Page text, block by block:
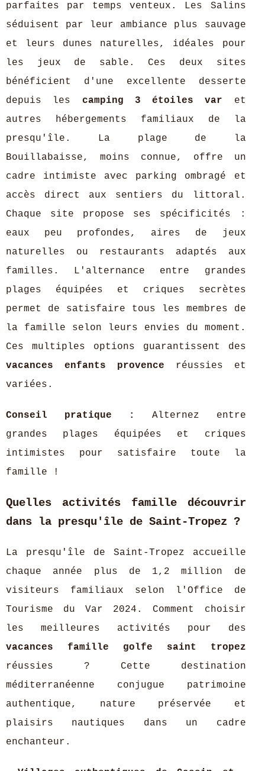
parfaites par temps venteux. Les Salins
séduisent par leur ambiance plus sauvage
et leurs dunes naturelles, idéales pour
les jeux de sable. Ces deux sites
bénéficient d'une excellente desserte
depuis les camping 3 étoiles var et
autres hébergements familiaux de la
presqu'île. La plage de la
Bouillabaisse, moins connue, offre un
cadre intimiste avec parking ombragé et
accès direct aux sentiers du littoral.
Chaque site propose ses spécificités :
eaux peu profondes, aires de jeux
naturelles ou restaurants adaptés aux
familles. L'alternance entre grandes
plages équipées et criques secrètes
permet de satisfaire tous les membres de
la famille selon leurs envies du moment.
Ces multiples options guarantissent des
vacances enfants provence réussies et
variées.
Conseil pratique :
Alternez entre
grandes plages équipées et criques
intimistes pour satisfaire toute la
famille !
Quelles activités famille découvrir
dans la presqu'île de Saint-Tropez ?
La presqu'île de Saint-Tropez accueille
chaque année plus de 1,2 million de
visiteurs familiaux selon l'Office de
Tourisme du Var 2024. Comment choisir
les meilleures activités pour des
vacances famille golfe saint tropez
réussies ? Cette destination
méditerranéenne conjugue patrimoine
authentique, nature préservée et
plaisirs nautiques dans un cadre
enchanteur.